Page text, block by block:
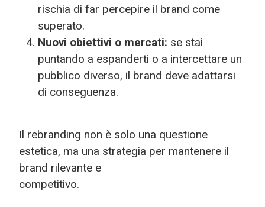
rischia di far percepire il brand come
superato.
Nuovi obiettivi o mercati: se stai
puntando a espanderti o a intercettare un
pubblico diverso, il brand deve adattarsi
di conseguenza.
Il rebranding non è solo una questione
estetica, ma una strategia per mantenere il
brand rilevante e
competitivo.